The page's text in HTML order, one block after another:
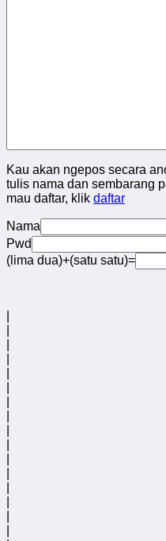
Kau akan ngepos secara
tulis nama dan sembarang
mau daftar, klik daftar
Nama
Pwd
(lima dua)+(satu satu)=